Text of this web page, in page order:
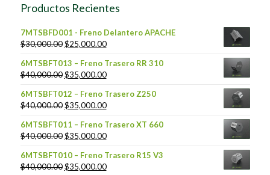
Productos Recientes
7MTSBFD001 - Freno Delantero APACHE
$30,000.00 $25,000.00
6MTSBFT013 – Freno Trasero RR 310
$40,000.00 $35,000.00
6MTSBFT012 – Freno Trasero Z250
$40,000.00 $35,000.00
6MTSBFT011 – Freno Trasero XT 660
$40,000.00 $35,000.00
6MTSBFT010 – Freno Trasero R15 V3
$40,000.00 $35,000.00